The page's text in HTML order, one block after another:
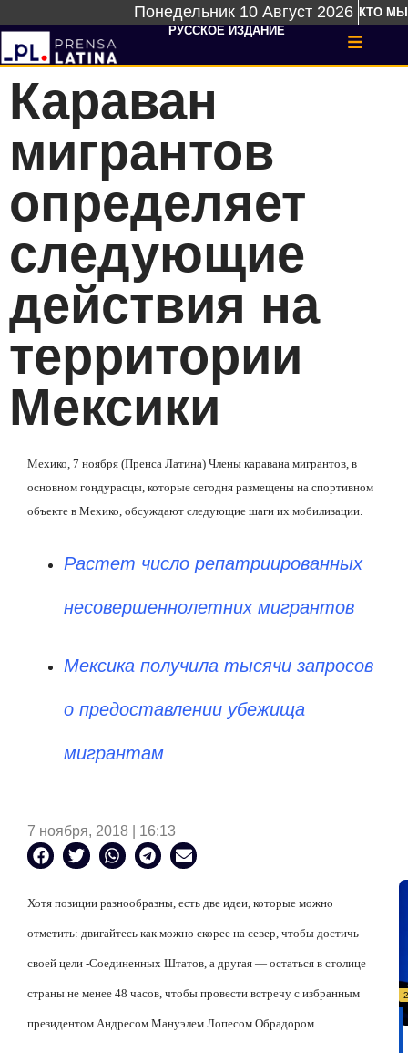
Понедельник 10 Август 2026 КТО МЫ
РУССКОЕ ИЗДАНИЕ
Караван
мигрантов
определяет
следующие
действия на
территории
Мексики
Мехико, 7 ноября (Пренса Латина) Члены каравана мигрантов, в
основном гондурасцы, которые сегодня размещены на спортивном
объекте в Мехико, обсуждают следующие шаги их мобилизации.
Растет число репатриированных
несовершеннолетних мигрантов
Мексика получила тысячи запросов
о предоставлении убежища
мигрантам
7 ноября, 2018 | 16:13
Хотя позиции разнообразны, есть две идеи, которые можно
отметить: двигайтесь как можно скорее на север, чтобы достичь
своей цели -Соединенных Штатов, а другая — остаться в столице
страны не менее 48 часов, чтобы провести встречу с избранным
президентом Андресом Мануэлем Лопесом Обрадором.